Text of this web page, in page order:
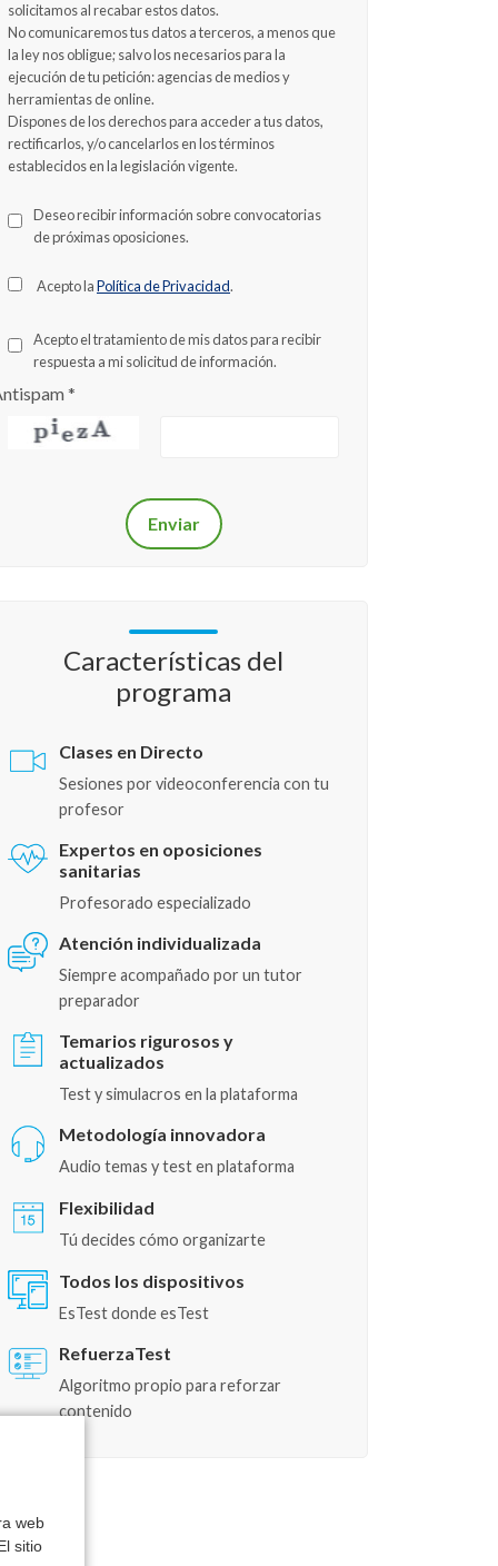
web
sitio
solicitamos al recabar estos datos.
No comunicaremos tus datos a terceros, a menos que
la ley nos obligue; salvo los necesarios para la
ejecución de tu petición: agencias de medios y
herramientas de online.
Dispones de los derechos para acceder a tus datos,
rectificarlos, y/o cancelarlos en los términos
establecidos en la legislación vigente.
Deseo recibir información sobre convocatorias
de próximas oposiciones.
Acepto laPolítica de Privacidad.
Acepto el tratamiento de mis datos para recibir
respuesta a mi solicitud de información.
*
Características del
programa
Clases en Directo
Sesiones por videoconferencia con tu
profesor
Expertos en oposiciones
sanitarias
Profesorado especializado
Atención individualizada
Siempre acompañado por un tutor
preparador
Temarios rigurosos y
actualizados
Test y simulacros en la plataforma
Metodología innovadora
Audio temas y test en plataforma
Flexibilidad
Tú decides cómo organizarte
Todos los dispositivos
EsTest donde esTest
RefuerzaTest
Algoritmo propio para reforzar
contenido